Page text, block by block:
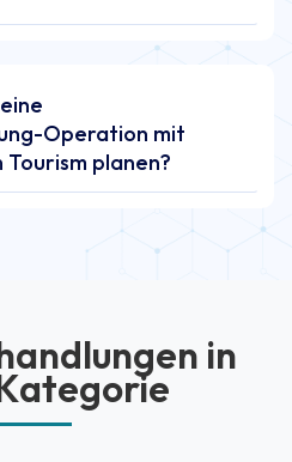
Operation mit
planen?
in